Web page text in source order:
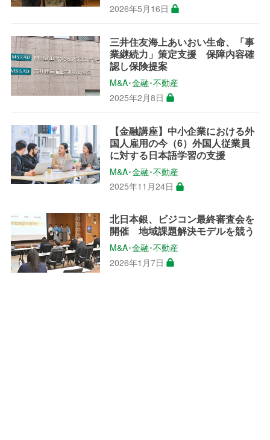
2026年5月16日
三井住友海上あいおい生命、「事
業継続力」策定支援 保障内容確
認し保険提案
M&A･金融･不動産
2025年2月8日
【金融講座】中小企業における外
国人雇用の今（6）外国人従業員
に対する日本語学習の支援
M&A･金融･不動産
2025年11月24日
北日本銀、ビジコン最終審査会を
開催 地域課題解決モデルを競う
M&A･金融･不動産
2026年1月7日